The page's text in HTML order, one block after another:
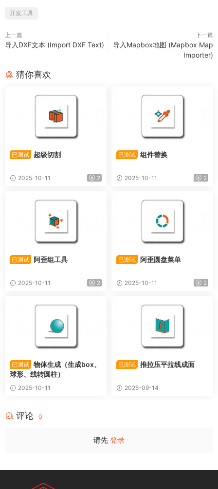
开发工具
上一篇
导入DXF文本 (Import DXF Text)
下一篇
导入Mapbox地图 (Mapbox Map
Importer)
猜你喜欢
已测试 超级切割
2025-10-11 2
已测试 组件替换
2025-10-11 2
已测试 阿歪组工具
2025-10-11 2
已测试 阿歪圆盘菜单
2025-10-11 2
已测试 物体生成（生成box、
球形、线转圆柱）
2025-10-11
已测试 推拉压平拉线成面
2025-09-14
评论 0
请先 登录